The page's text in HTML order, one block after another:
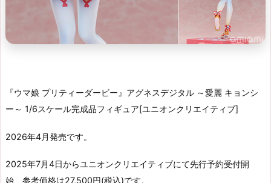
『ウマ娘 プリティーダービー』アグネスデジタル ～愛麗 キョンシ
ー～ 1/6スケール完成品フィギュア[ユニオンクリエイティブ]
2026年4月発売です。
2025年7月4日からユニオンクリエイティブにて先行予約受付開
始、参考価格は27,500円(税込)です。